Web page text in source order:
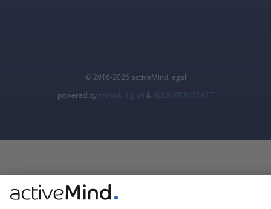
© 2016-2026 activeMind.legal
powered by rethink digital & KLEINWERKSTATT